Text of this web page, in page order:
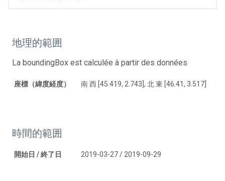
地理的範囲
La boundingBox est calculée à partir des données
座標（緯度経度） 南 西 [45.419, 2.743], 北 東 [46.41, 3.517]
時間的範囲
開始日 / 終了日 2019-03-27 / 2019-09-29